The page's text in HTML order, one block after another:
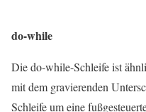
do-while
Die do-while-Schleife ist
mit dem gravierenden
Schleife um eine